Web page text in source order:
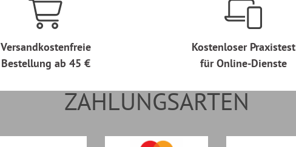
Versandkostenfreie
Bestellung ab 45 €
Kostenloser Praxistest
für Online-Dienste
ZAHLUNGSARTEN